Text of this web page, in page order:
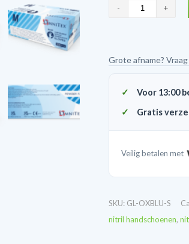
Omnitex
wegwerp
aantal
Grote afname?
Voor 13:00
Gratis
Veilig betalen met
SKU: GL-OXBLU-S
nitril handschoenen,